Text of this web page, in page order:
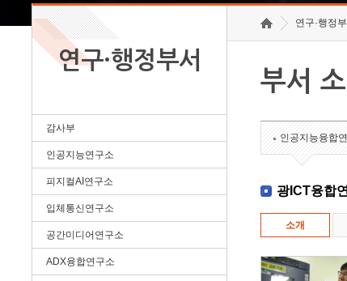
연구·행정부서
감사부
인공지능연구소
피지컬AI연구소
입체통신연구소
공간미디어연구소
ADX융합연구소
연구·행정
부서
인공지능융합
광ICT융합
소개